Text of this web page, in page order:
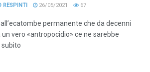
RESPINTI 26/05/2021 67
permanente che da decenni
un vero «antropocidio» ce ne sarebbe
subito